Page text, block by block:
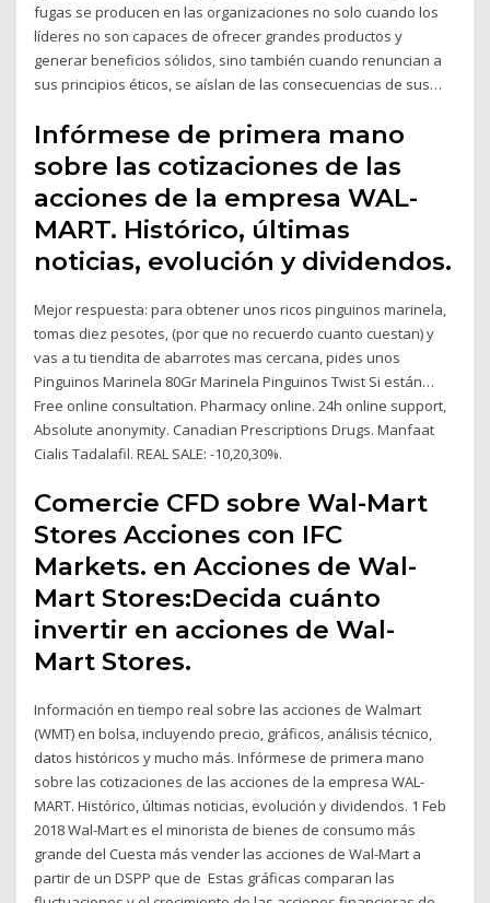
fugas se producen en las organizaciones no solo cuando los
líderes no son capaces de ofrecer grandes productos y
generar beneficios sólidos, sino también cuando renuncian a
sus principios éticos, se aíslan de las consecuencias de sus…
Infórmese de primera mano
sobre las cotizaciones de las
acciones de la empresa WAL-
MART. Histórico, últimas
noticias, evolución y dividendos.
Mejor respuesta: para obtener unos ricos pinguinos marinela,
tomas diez pesotes, (por que no recuerdo cuanto cuestan) y
vas a tu tiendita de abarrotes mas cercana, pides unos
Pinguinos Marinela 80Gr Marinela Pinguinos Twist Si están…
Free online consultation. Pharmacy online. 24h online support,
Absolute anonymity. Canadian Prescriptions Drugs. Manfaat
Cialis Tadalafil. REAL SALE: -10,20,30%.
Comercie CFD sobre Wal-Mart
Stores Acciones con IFC
Markets. en Acciones de Wal-
Mart Stores:Decida cuánto
invertir en acciones de Wal-
Mart Stores.
Información en tiempo real sobre las acciones de Walmart
(WMT) en bolsa, incluyendo precio, gráficos, análisis técnico,
datos históricos y mucho más. Infórmese de primera mano
sobre las cotizaciones de las acciones de la empresa WAL-
MART. Histórico, últimas noticias, evolución y dividendos. 1 Feb
2018 Wal-Mart es el minorista de bienes de consumo más
grande del Cuesta más vender las acciones de Wal-Mart a
partir de un DSPP que de Estas gráficas comparan las